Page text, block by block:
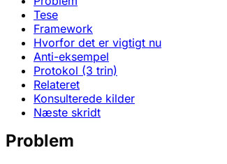
Tese
Framework
Hvorfor det er vigtigt nu
Anti-eksempel
Protokol (3 trin)
Relateret
Konsulterede kilder
Næste skridt
Problem